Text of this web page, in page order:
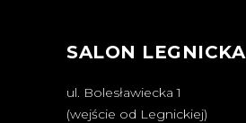
SALON LEGNICKA
ul. Bolesławiecka 1
(wejście od Legnickiej)